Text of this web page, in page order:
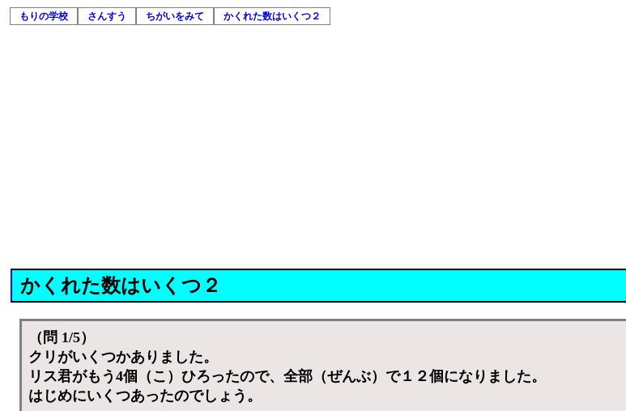
もりの学校 さんすう ちがいをみて かくれた数はいくつ２
かくれた数はいくつ２
（問 1/5）
クリがいくつかありました。
リス君がもう4個（こ）ひろったので、全部（ぜんぶ）で１２個になりました。
はじめにいくつあったのでしょう。